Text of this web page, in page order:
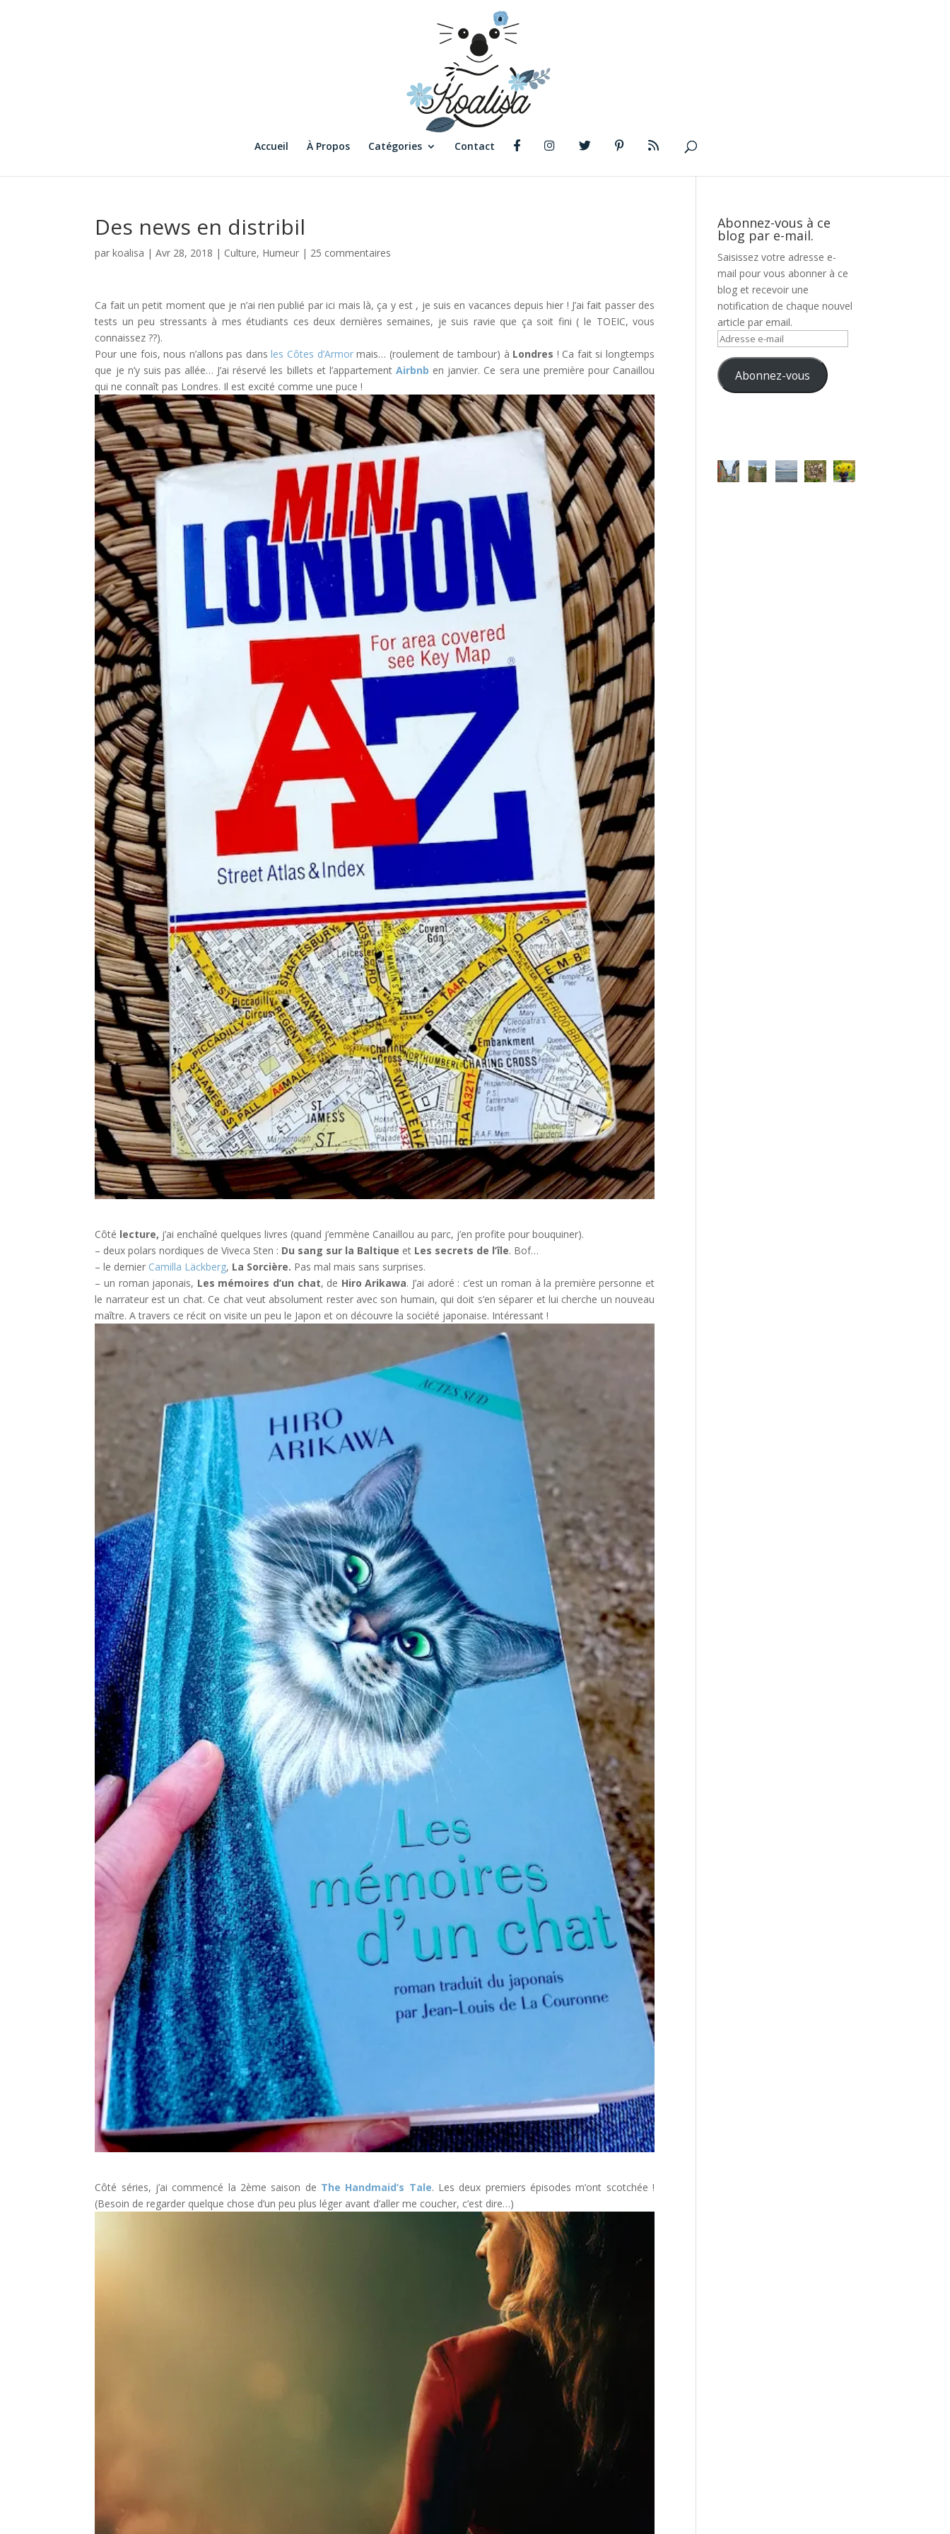
Accueil À Propos Catégories Contact
Des news en distribil
parkoalisa |Avr 28, 2018 | Culture, Humeur | 25 commentaires
Ca fait un petit moment que je n’ai rien publié par ici mais là, ça y est , je suis en vacances depuis hier ! J’ai fait passer des
tests un peu stressants à mes étudiants ces deux dernières semaines, je suis ravie que ça soit fini ( le TOEIC, vous
connaissez ??).
Pour une fois, nous n’allons pas dans les Côtes d’Armormais… (roulement de tambour) à Londres ! Ca fait si longtemps
que je n’y suis pas allée… J’ai réservé les billets et l’appartement Airbnb en janvier. Ce sera une première pour Canaillou
qui ne connaît pas Londres. Il est excité comme une puce !
Côté lecture, j’ai enchaîné quelques livres (quand j’emmène Canaillou au parc, j’en profite pour bouquiner).
– deux polars nordiques de Viveca Sten : Du sang sur la Baltique et Les secrets de l’île. Bof…
– le dernier Camilla Läckberg, La Sorcière. Pas mal mais sans surprises.
– un roman japonais, Les mémoires d’un chat, de Hiro Arikawa. J’ai adoré : c’est un roman à la première personne et
le narrateur est un chat. Ce chat veut absolument rester avec son humain, qui doit s’en séparer et lui cherche un nouveau
maître. A travers ce récit on visite un peu le Japon et on découvre la société japonaise. Intéressant !
Côté séries, j’ai commencé la 2ème saison de The Handmaid’s Tale. Les deux premiers épisodes m’ont scotchée !
(Besoin de regarder quelque chose d’un peu plus léger avant d’aller me coucher, c’est dire…)
Abonnez-vous à ce
blog par e-mail.
Saisissez votre adresse e-
mail pour vous abonner à ce
blog et recevoir une
notification de chaque nouvel
article par email.
Adresse
mail Abonnez-vous